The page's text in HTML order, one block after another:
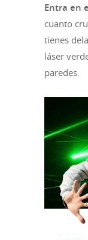
Entra en
cuanto
tienes
láser
paredes.